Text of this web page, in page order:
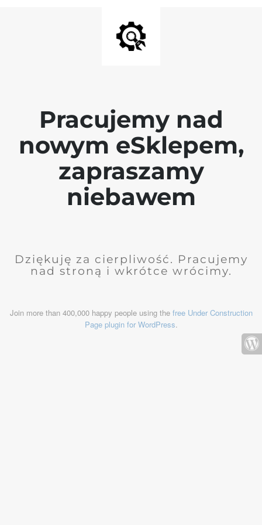
Pracujemy nad
nowym eSklepem,
zapraszamy
niebawem
Dziękuję za cierpliwość. Pracujemy
nad stroną i wkrótce wrócimy.
Join more than 400,000 happy people using the free Under Construction
Page plugin for WordPress.